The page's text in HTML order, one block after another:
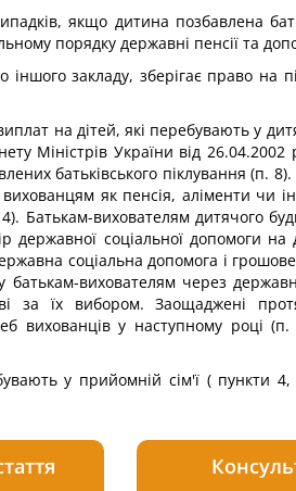
якщо дитина позбавлена
порядку державні пенсії та
закладу, зберігає право на
на дітей, які перебувають у
Міністрів України від
батьківського піклування
як пенсія, аліменти чи
Батькам-вихователям дитячого
соціальної допомоги на
соціальна допомога і
вихователям через
за їх вибором. Заощаджені
вихованців у наступному році
у прийомній сім'ї (